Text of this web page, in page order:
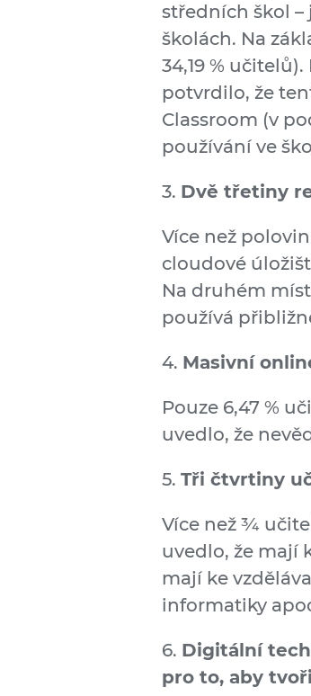
středních škol
školách. Na
34,19 %
potvrdilo, že
Classroom (v
používání ve
3. Dvě třetiny
Více než
cloudové
Na druhém
používá
4. Masivní
Pouze 6,47 %
uvedlo, že
5. Tři čtvrtiny
Více než ¾
uvedlo, že mají
mají ke
informatiky
6. Digitální
pro to, aby